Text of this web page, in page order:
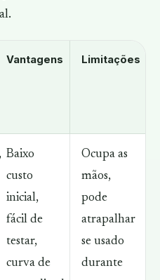
Vantagens Limitações
Baixo
custo
inicial,
fácil de
testar,
curva de
Ocupa as
mãos,
pode
atrapalhar
se usado
durante